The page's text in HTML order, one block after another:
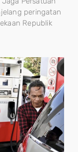
peringatan
Republik